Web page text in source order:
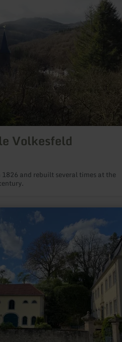
Volkesfeld
and rebuilt several times at the